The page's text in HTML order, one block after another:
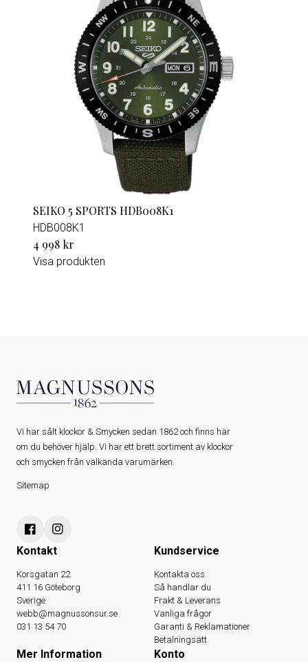
SEIKO 5 SPORTS HDB008K1
HDB008K1
4 998 kr
Visa produkten
Vi har sålt klockor & Smycken sedan 1862 och finns här
om du behöver hjälp. Vi har ett brett sortiment av klockor
och smycken från välkända varumärken.
Sitemap
Kontakt
Korsgatan 22
411 16 Göteborg
Sverige
webb@magnussonsur.se
031 13 54 70
Kundservice
Kontakta oss
Så handlar du
Frakt & Leverans
Vanliga frågor
Garanti & Reklamationer
Betalningsätt
Mer Information Konto